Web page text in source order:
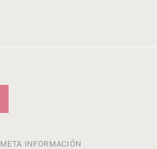
META INFORMACIÓN